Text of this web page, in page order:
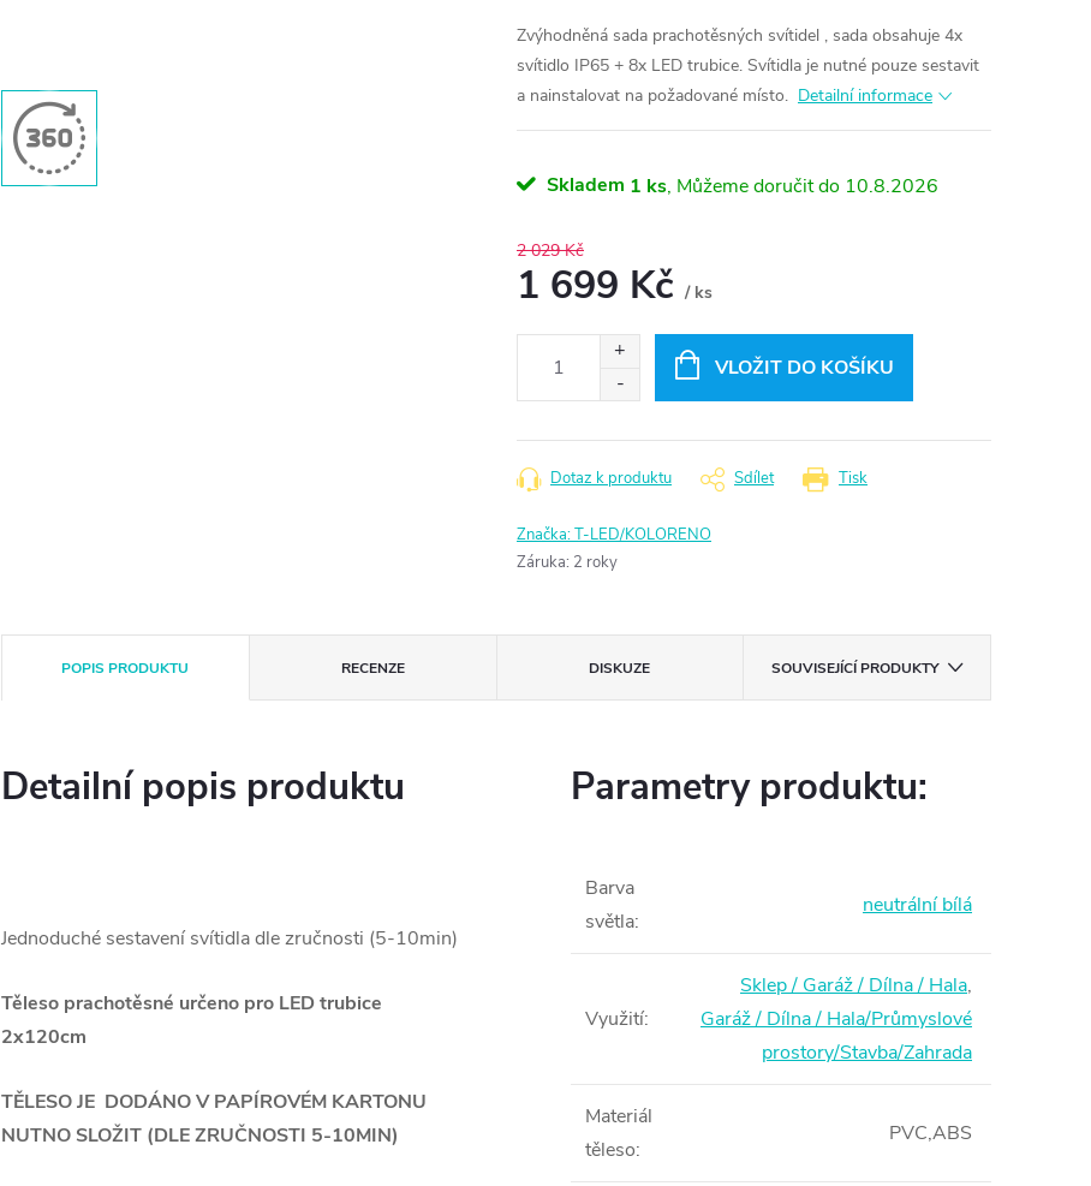
Zvýhodněná sada prachotěsných svítidel , sada obsahuje 4x
svítidlo IP65 + 8x LED trubice. Svítidla je nutné pouze sestavit
a nainstalovat na požadované místo. Detailní informace
Skladem 1 ks 10.8.2026
2 029 Kč
1 699 Kč / ks
VLOŽIT DO KOŠÍKU
Tisk
Dotaz k produktu Sdílet
Značka:T-LED/KOLORENO
Záruka: 2 roky
POPIS PRODUKTU RECENZE DISKUZE SOUVISEJÍCÍ PRODUKTY
Detailní popis produktu
Jednoduché sestavení svítidla dle zručnosti (5-10min)
Těleso prachotěsné určeno pro LED trubice
2x120cm
TĚLESO JE DODÁNO V PAPÍROVÉM KARTONU
NUTNO SLOŽIT (DLE ZRUČNOSTI 5-10MIN)
Parametry produktu:
Barva
světla:
neutrální bílá
Využití:
Sklep / Garáž / Dílna / Hala,
Garáž / Dílna / Hala/Průmyslové
prostory/Stavba/Zahrada
Materiál
těleso:
PVC,ABS